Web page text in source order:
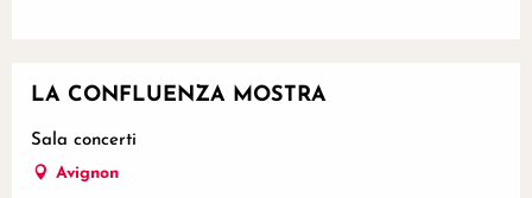
LA CONFLUENZA MOSTRA
Sala concerti
Avignon